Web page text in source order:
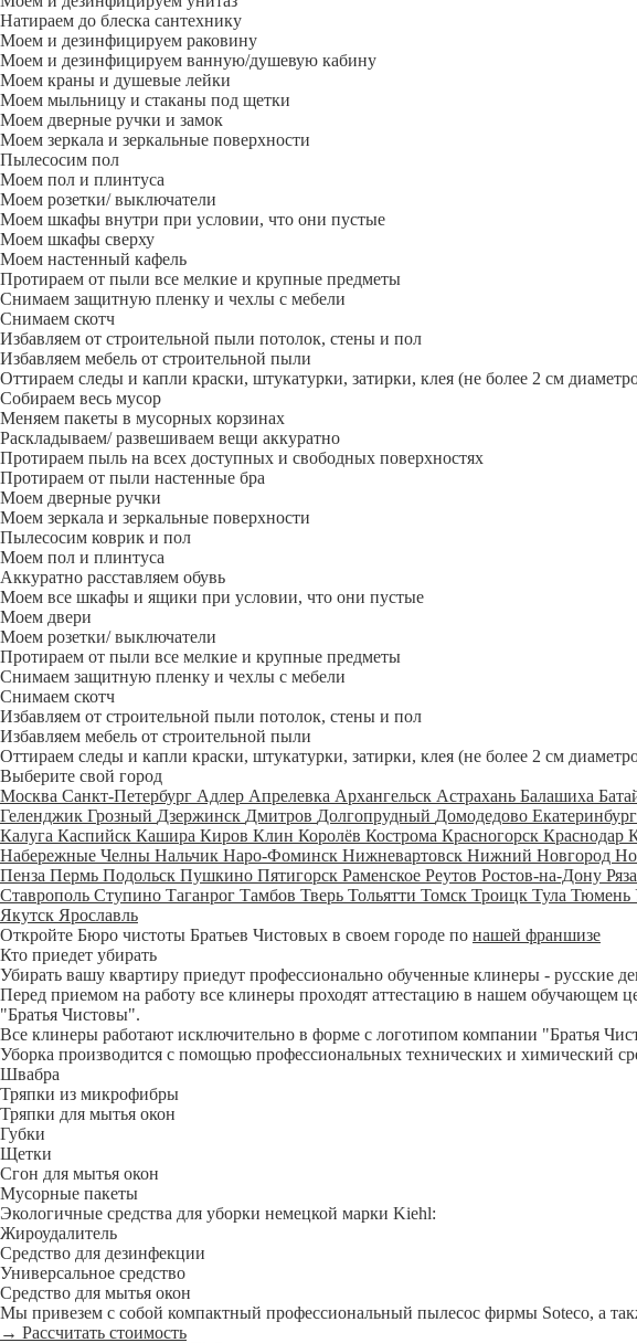
Натираем до блеска сантехнику
Моем и дезинфицируем раковину
Моем и дезинфицируем ванную/душевую кабину
Моем краны и душевые лейки
Моем мыльницу и стаканы под щетки
Моем дверные ручки и замок
Моем зеркала и зеркальные поверхности
Пылесосим пол
Моем пол и плинтуса
Моем розетки/ выключатели
Моем шкафы внутри при условии, что они пустые
Моем шкафы сверху
Моем настенный кафель
Протираем от пыли все мелкие и крупные предметы
Снимаем защитную пленку и чехлы с мебели
Снимаем скотч
Избавляем от строительной пыли потолок, стены и пол
Избавляем мебель от строительной пыли
Оттираем следы и капли краски, штукатурки, затирки, клея (не более 2 см
Собираем весь мусор
Меняем пакеты в мусорных корзинах
Раскладываем/ развешиваем вещи аккуратно
Протираем пыль на всех доступных и свободных поверхностях
Протираем от пыли настенные бра
Моем дверные ручки
Моем зеркала и зеркальные поверхности
Пылесосим коврик и пол
Моем пол и плинтуса
Аккуратно расставляем обувь
Моем все шкафы и ящики при условии, что они пустые
Моем двери
Моем розетки/ выключатели
Протираем от пыли все мелкие и крупные предметы
Снимаем защитную пленку и чехлы с мебели
Снимаем скотч
Избавляем от строительной пыли потолок, стены и пол
Избавляем мебель от строительной пыли
Оттираем следы и капли краски, штукатурки, затирки, клея (не более 2 см
Выберите свой город
Москва Санкт-Петербург Адлер Апрелевка Архангельск Астрахань Балашиха
Геленджик Грозный Дзержинск Дмитров Долгопрудный Домодедово Екатеринбург
Калуга Каспийск Кашира Киров Клин Королёв Кострома Красногорск Краснодар
Набережные Челны Нальчик Наро-Фоминск Нижневартовск Нижний Новгород
Пенза Пермь Подольск Пушкино Пятигорск Раменское Реутов Ростов-на-Дону
Ставрополь Ступино Таганрог Тамбов Тверь Тольятти Томск Троицк Тула Тюмень
Якутск Ярославль
Откройте Бюро чистоты Братьев Чистовых в своем городе по нашей франшизе
Кто приедет убирать
Убирать вашу квартиру приедут профессионально обученные клинеры - русские
Перед приемом на работу все клинеры проходят аттестацию в нашем обучающем
"Братья Чистовы".
Все клинеры работают исключительно в форме с логотипом компании "Братья
Уборка производится с помощью профессиональных технических и химический
Швабра
Тряпки из микрофибры
Тряпки для мытья окон
Губки
Щетки
Сгон для мытья окон
Мусорные пакеты
Экологичные средства для уборки немецкой марки Kiehl:
Жироудалитель
Средство для дезинфекции
Универсальное средство
Средство для мытья окон
Мы привезем с собой компактный профессиональный пылесос фирмы Soteco, а
→ Рассчитать стоимость